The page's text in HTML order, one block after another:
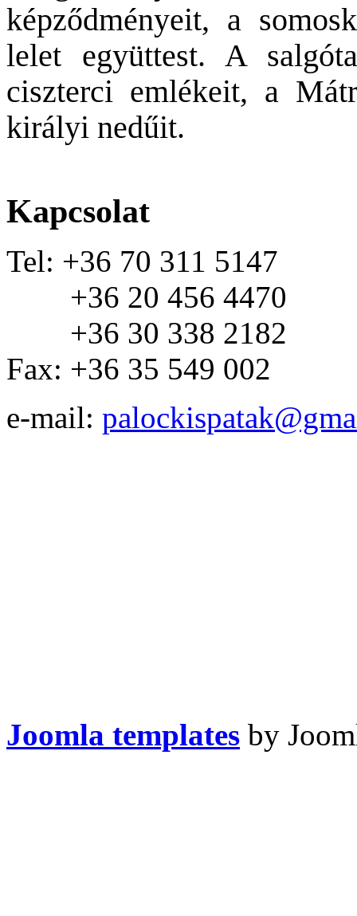
képződményeit, a
lelet együttest. A
ciszterci emlékeit, a
királyi nedűit.
Kapcsolat
Tel: +36 70 311 5147
+36 20 456 4470
+36 30 338 2182
Fax: +36 35 549 002
e-mail:
Joomla templates by